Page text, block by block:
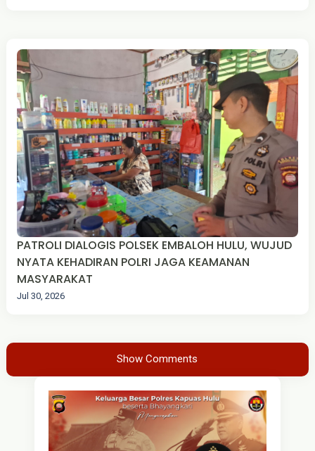
PATROLI DIALOGIS POLSEK EMBALOH HULU, WUJUD
NYATA KEHADIRAN POLRI JAGA KEAMANAN
MASYARAKAT
Jul 30, 2026
Show Comments